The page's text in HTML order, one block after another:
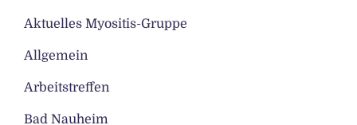
Aktuelles Myositis-Gruppe
Allgemein
Arbeitstreffen
Bad Nauheim